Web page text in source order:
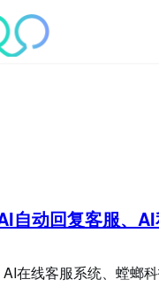
自动回复客服、
在线客服系统、螳螂